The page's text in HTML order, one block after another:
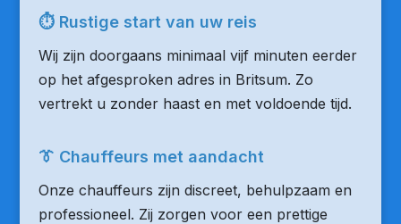
⏱ Rustige start van uw reis
Wij zijn doorgaans minimaal vijf minuten eerder
op het afgesproken adres in Britsum. Zo
vertrekt u zonder haast en met voldoende tijd.
👔 Chauffeurs met aandacht
Onze chauffeurs zijn discreet, behulpzaam en
professioneel. Zij zorgen voor een prettige